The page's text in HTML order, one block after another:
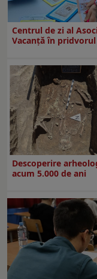
Centrul de zi al
Vacanță în
Descoperire
acum 5.000 de ani